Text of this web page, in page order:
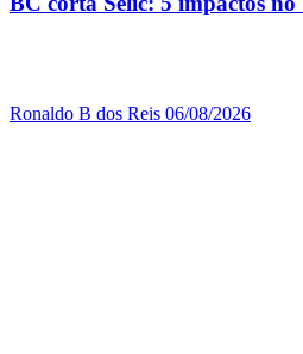
Ronaldo B dos Reis 06/08/2026